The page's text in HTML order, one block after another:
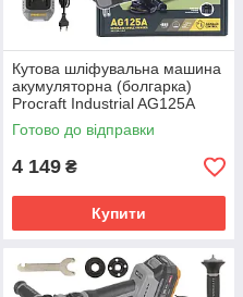
Кутова шліфувальна машина
акумуляторна (болгарка)
Procraft Industrial AG125A
Сумка
Готово до відправки
4 149 ₴
Купити